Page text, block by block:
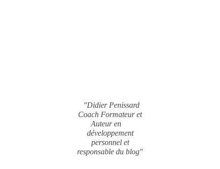
"Didier Penissard
Coach Formateur et
Auteur en
développement
personnel et
responsable du blog"